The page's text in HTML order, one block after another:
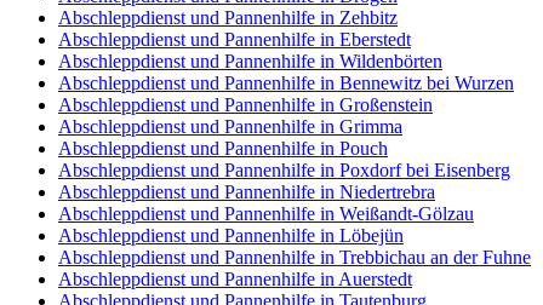
Abschleppdienst und Pannenhilfe in Zehbitz
Abschleppdienst und Pannenhilfe in Eberstedt
Abschleppdienst und Pannenhilfe in Wildenbörten
Abschleppdienst und Pannenhilfe in Bennewitz bei Wurzen
Abschleppdienst und Pannenhilfe in Großenstein
Abschleppdienst und Pannenhilfe in Grimma
Abschleppdienst und Pannenhilfe in Pouch
Abschleppdienst und Pannenhilfe in Poxdorf bei Eisenberg
Abschleppdienst und Pannenhilfe in Niedertrebra
Abschleppdienst und Pannenhilfe in Weißandt-Gölzau
Abschleppdienst und Pannenhilfe in Löbejün
Abschleppdienst und Pannenhilfe in Trebbichau an der Fuhne
Abschleppdienst und Pannenhilfe in Auerstedt
Abschleppdienst und Pannenhilfe in Tautenburg